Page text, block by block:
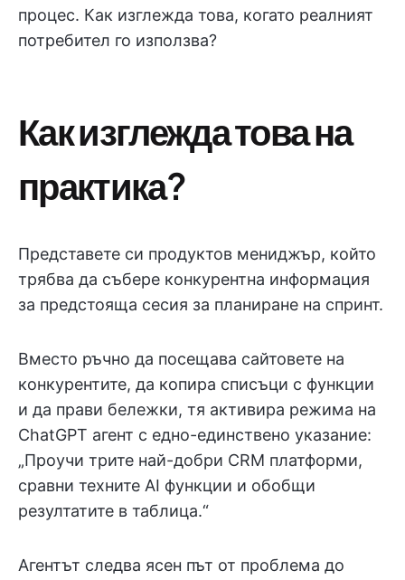
процес. Как изглежда това, когато реалният
потребител го използва?
Как изглежда това на
практика?
Представете си продуктов мениджър, който
трябва да събере конкурентна информация
за предстояща сесия за планиране на спринт.
Вместо ръчно да посещава сайтовете на
конкурентите, да копира списъци с функции
и да прави бележки, тя активира режима на
ChatGPT агент с едно-единствено указание:
„Проучи трите най-добри CRM платформи,
сравни техните AI функции и обобщи
резултатите в таблица.“
Агентът следва ясен път от проблема до